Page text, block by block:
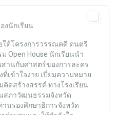
โรงเรียนภัทราวดี หัวหิน แผนกมัธยม Patravadi School Huahin Feb 13
งนักเรียน
ใต้โครงการวรรณคดี ดนตรี
Open House นักเรียนนำ
สานกับศาสตร์ของการละคร
เข้าใจง่าย เปี่ยมความหมาย
คิดสร้างสรรค์ ทางโรงเรียน
สภาวัฒนธรรมจังหวัด
านรองศึกษาธิการจังหวัด